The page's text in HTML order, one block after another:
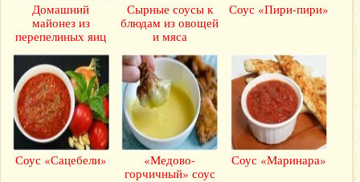
Домашний
майонез из
перепелиных яиц
Сырные соусы к
блюдам из овощей
и мяса
Соус «Пири-пири»
Соус «Сацебели»
«Медово-
горчичный» соус
Соус «Маринара»